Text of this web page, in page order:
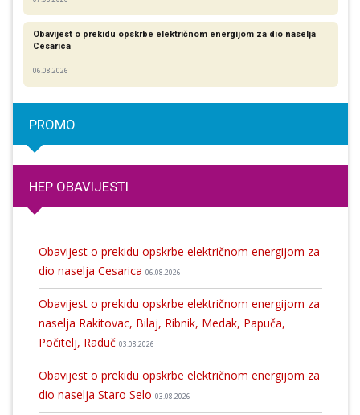
Obavijest o prekidu opskrbe električnom energijom za dio naselja
Cesarica
06.08.2026
PROMO
HEP OBAVIJESTI
Obavijest o prekidu opskrbe električnom energijom za
dio naselja Cesarica 06.08.2026
Obavijest o prekidu opskrbe električnom energijom za
naselja Rakitovac, Bilaj, Ribnik, Medak, Papuča,
Počitelj, Raduč 03.08.2026
Obavijest o prekidu opskrbe električnom energijom za
dio naselja Staro Selo 03.08.2026